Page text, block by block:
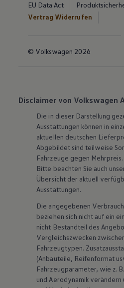
EU Data Act
Vertrag Widerrufen
© Volkswagen 2026
Disclaimer von Volkswagen
Die in dieser Darstellung
Ausstattungen können in
aktuellen deutschen
Abgebildet sind teilweise
Fahrzeuge gegen Mehrpreis.
Bitte beachten Sie auch
Übersicht der aktuell
Ausstattungen.
Die angegebenen
beziehen sich nicht auf ein
nicht Bestandteil des
Vergleichszwecken
Fahrzeugtypen.
(Anbauteile, Reifenformat
Fahrzeugparameter, wie z. B.
und Aerodynamik